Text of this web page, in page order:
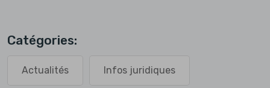
Catégories:
Actualités Infos juridiques